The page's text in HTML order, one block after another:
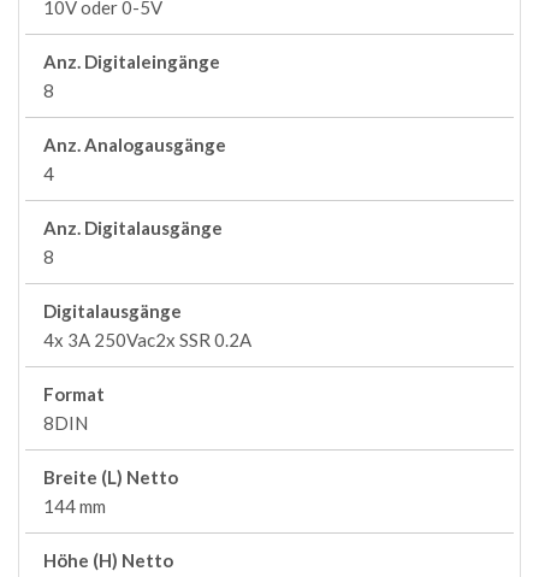
10V oder 0-5V
Anz. Digitaleingänge
8
Anz. Analogausgänge
4
Anz. Digitalausgänge
8
Digitalausgänge
4x 3A 250Vac2x SSR 0.2A
Format
8DIN
Breite (L) Netto
144 mm
Höhe (H) Netto